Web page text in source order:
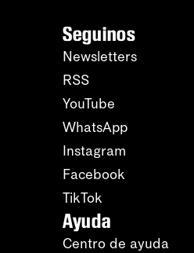
Seguinos
Newsletters
RSS
YouTube
WhatsApp
Instagram
Facebook
TikTok
Ayuda
Centro de ayuda